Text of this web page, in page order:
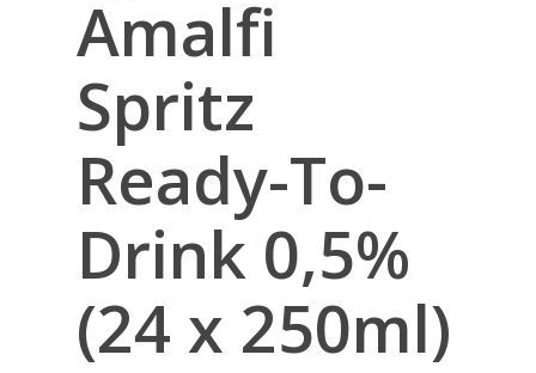
Amalfi
Spritz
Ready-To-
Drink 0,5%
(24 x 250ml)